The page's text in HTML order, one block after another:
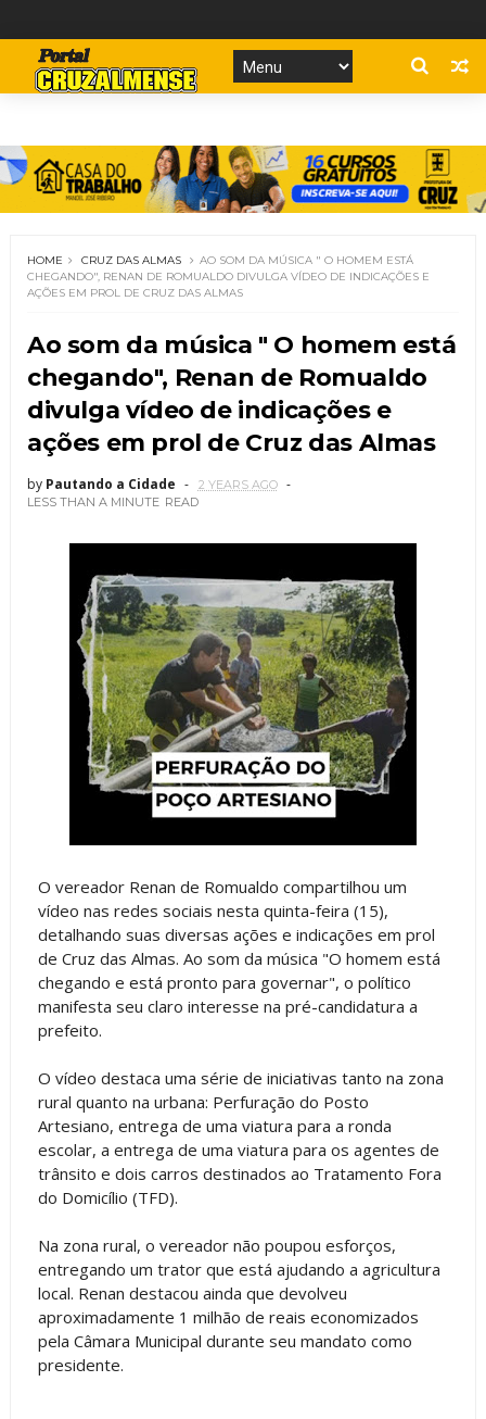
HOME CRUZ DAS ALMAS
AO SOM DA MÚSICA " O HOMEM ESTÁ
CHEGANDO", RENAN DE ROMUALDO DIVULGA VÍDEO DE INDICAÇÕES E
AÇÕES EM PROL DE CRUZ DAS ALMAS
Ao som da música " O homem está
chegando", Renan de Romualdo
divulga vídeo de indicações e
ações em prol de Cruz das Almas
by Pautando a Cidade
2 YEARS AGO
LESS THAN A MINUTE READ
O vereador Renan de Romualdo compartilhou um
vídeo nas redes sociais nesta quinta-feira (15),
detalhando suas diversas ações e indicações em prol
de Cruz das Almas. Ao som da música "O homem está
chegando e está pronto para governar", o político
manifesta seu claro interesse na pré-candidatura a
prefeito.
O vídeo destaca uma série de iniciativas tanto na zona
rural quanto na urbana: Perfuração do Posto
Artesiano, entrega de uma viatura para a ronda
escolar, a entrega de uma viatura para os agentes de
trânsito e dois carros destinados ao Tratamento Fora
do Domicílio (TFD).
Na zona rural, o vereador não poupou esforços,
entregando um trator que está ajudando a agricultura
local. Renan destacou ainda que devolveu
aproximadamente 1 milhão de reais economizados
pela Câmara Municipal durante seu mandato como
presidente.